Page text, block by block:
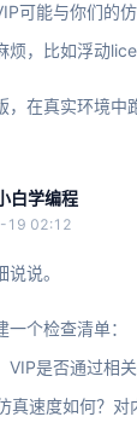
可能与你们的
烦，比如浮动
，在真实环境中
白学编程
19 02:12
说。
个检查清单：
VIP是否通过相
真速度如何？对